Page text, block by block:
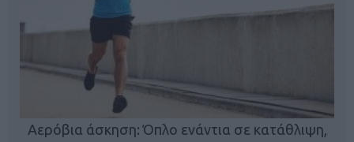
Αερόβια άσκηση: Όπλο ενάντια σε κατάθλιψη,